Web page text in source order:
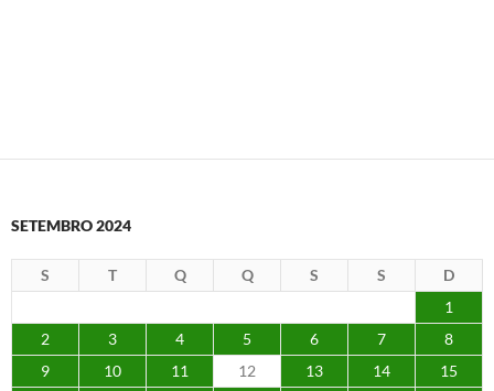
SETEMBRO 2024
S T Q Q S S
D
1
2
3 4 5 6 7
8
9
10 11 12 13 14
15